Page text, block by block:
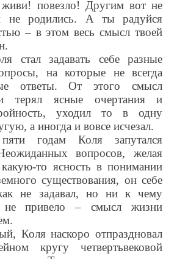
повезло! Другим вот не
не родились. А ты радуйся
– в этом весь смысл твоей
стал задавать себе разные
на которые не всегда
ответы. От этого смысл
терял ясные очертания и
уходил то в одну
а иногда и вовсе исчезал.
годам Коля запутался
вопросов, желая
то ясность в понимании
существования, он себе
не задавал, но ни к чему
не привело – смысл жизни
Коля наскоро отпраздновал
кругу четвертьвековой